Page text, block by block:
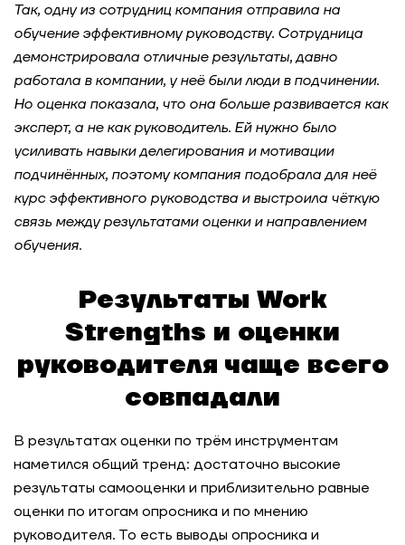
Обновление корпоративных ценностей:
крупный белорусский банк
Как FORecast помогает выстраивать
системное развитие руководителей IT-
Оценка управленческих компетенций
территориальных директоров после обучения
Оценка 300 сотрудников дирекции по
ремонтам ЕВРАЗа за 2 месяца
Чему учить в цифре: как FMCG-компания
расставила акценты в цифровой
трансформации через модель цифровой
грамотности
Единые стандарты для тысяч сотрудников:
талантами
Проектирование системы Performance
Management для крупной розничной сети
электроники
Так, одну из сотрудниц компания отправила на
обучение эффективному руководству. Сотрудница
демонстрировала отличные результаты, давно
работала в компании, у неё были люди в подчинении.
Но оценка показала, что она больше развивается как
эксперт, а не как руководитель. Ей нужно было
усиливать навыки делегирования и мотивации
подчинённых, поэтому компания подобрала для неё
курс эффективного руководства и выстроила чёткую
связь между результатами оценки и направлением
обучения.
Результаты Work
Strengths и оценки
руководителя чаще всего
совпадали
В результатах оценки по трём инструментам
наметился общий тренд: достаточно высокие
результаты самооценки и приблизительно равные
оценки по итогам опросника и по мнению
руководителя. То есть выводы опросника и